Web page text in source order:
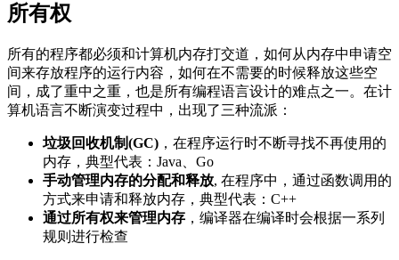
所有权
所有的程序都必须和计算机内存打交道，如何从内存中申请空
间来存放程序的运行内容，如何在不需要的时候释放这些空
间，成了重中之重，也是所有编程语言设计的难点之一。在计
算机语言不断演变过程中，出现了三种流派：
垃圾回收机制(GC) ，在程序运行时不断寻找不再使用的
内存，典型代表：Java、Go
手动管理内存的分配和释放, 在程序中，通过函数调用的
方式来申请和释放内存，典型代表：C++
通过所有权来管理内存 ，编译器在编译时会根据一系列
规则进行检查